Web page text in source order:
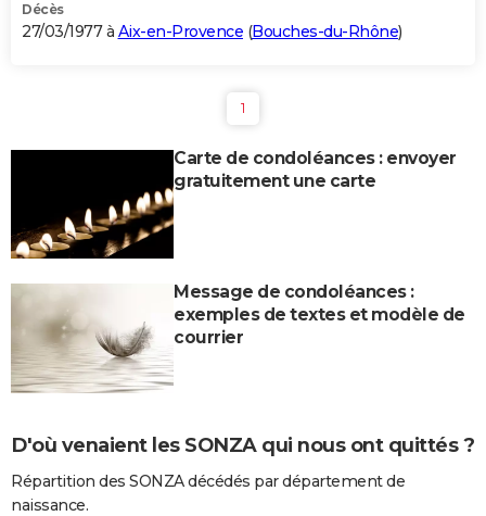
Décès
27/03/1977 à Aix-en-Provence (Bouches-du-Rhône)
1
Carte de condoléances : envoyer
gratuitement une carte
Message de condoléances :
exemples de textes et modèle de
courrier
D'où venaient les SONZA qui nous ont quittés ?
Répartition des SONZA décédés par département de
naissance.